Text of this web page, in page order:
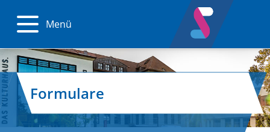
Menü
Formulare